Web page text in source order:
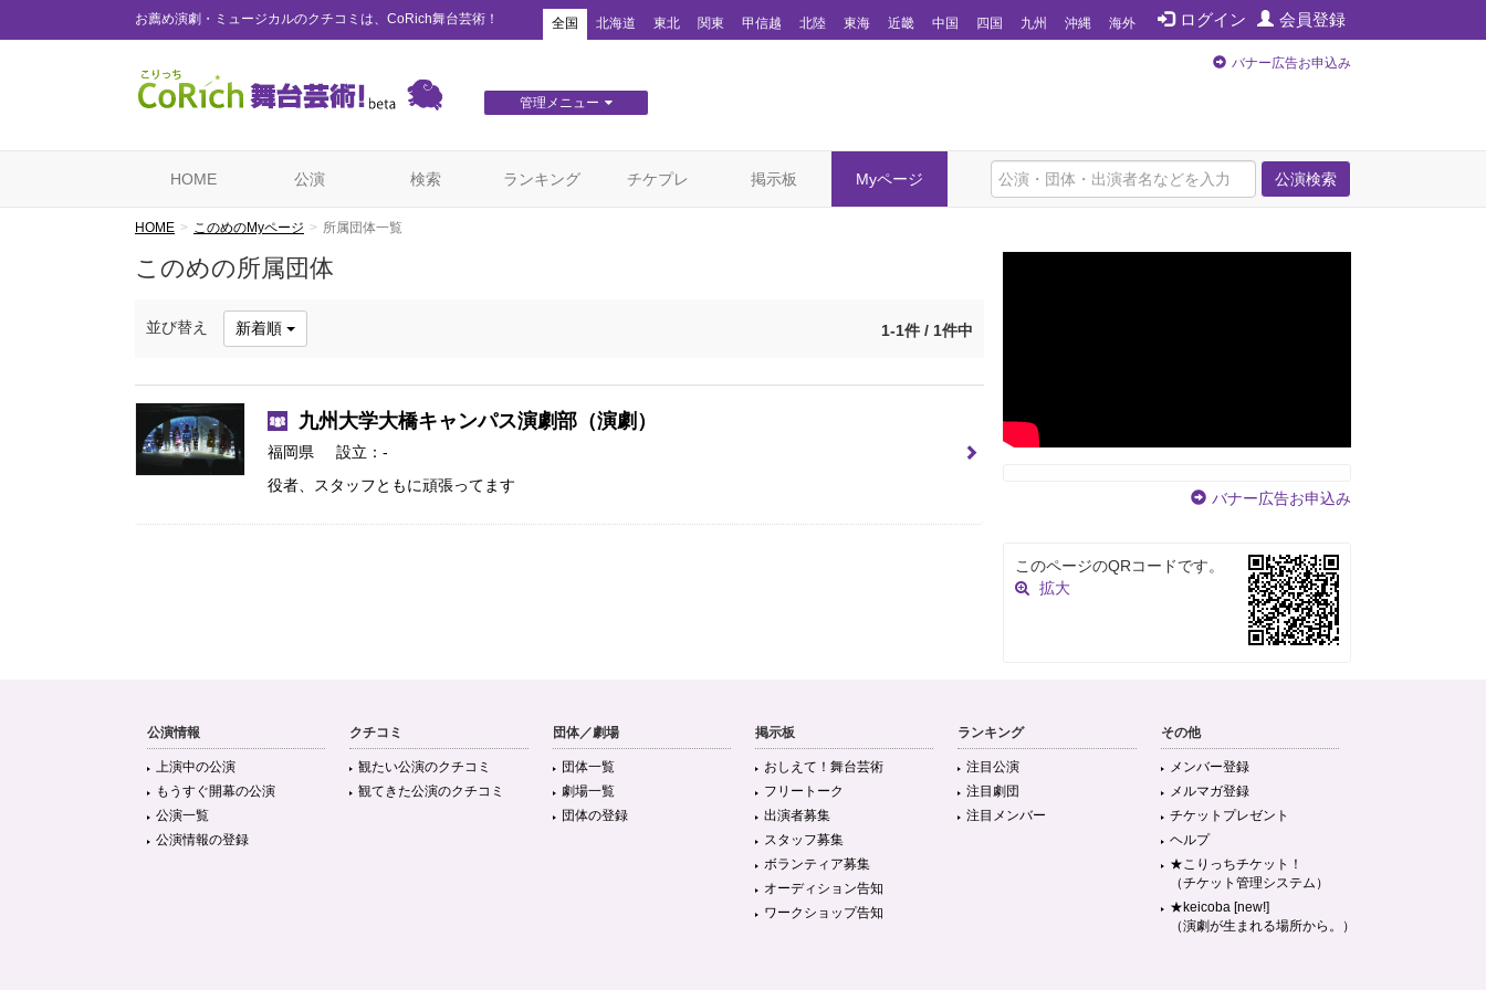
お薦め演劇・ミュージカルのクチコミは、CoRich舞台芸術！ ログイン 会員登録
全国 北海道 東北 関東 甲信越 北陸 東海 近畿 中国 四国 九州 沖縄 海外
管理メニュー
バナー広告お申込み
公演検索
HOME 公演 検索 ランキング チケプレ 掲示板 Myページ
HOME このめのMyページ 所属団体一覧
このめの所属団体
並び替え 新着順 1-1件 / 1件中
九州大学大橋キャンパス演劇部 （演劇）
福岡県
設立：-
役者、スタッフともに頑張ってます
バナー広告お申込み
このページのQRコードです。
拡大
公演情報
上演中の公演
もうすぐ開幕の公演
公演一覧
公演情報の登録
クチコミ
観たい公演のクチコミ
観てきた公演のクチコミ
団体／劇場
団体一覧
劇場一覧
団体の登録
掲示板
おしえて！舞台芸術
フリートーク
出演者募集
スタッフ募集
ボランティア募集
オーディション告知
ワークショップ告知
ランキング
注目公演
注目劇団
注目メンバー
その他
メンバー登録
メルマガ登録
チケットプレゼント
ヘルプ
★こりっちチケット！
（チケット管理システム）
★keicoba [new!]
（演劇が生まれる場所から。）